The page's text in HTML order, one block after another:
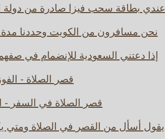
عندي بطاقة سحب فيزا صادرة من دولة
نحن مسافرون من الكويت وحددنا مدة
إذا دعتني السعودية للإنضمام في
قصر الصلاة -
قصر الصلاة في السفر -
يقول أسأل من القصر في الصلاة ومتي